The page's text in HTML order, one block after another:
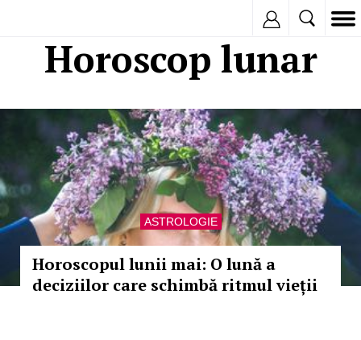
Horoscop lunar
ASTROLOGIE
Horoscopul lunii mai: O lună a
deciziilor care schimbă ritmul vieții